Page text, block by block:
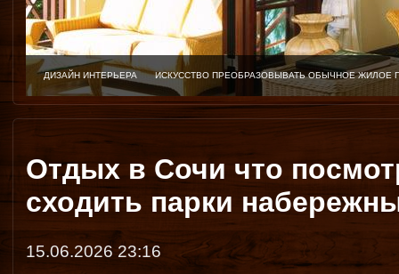
ДИЗАЙН ИНТЕРЬЕРА ИСКУССТВО ПРЕОБРАЗОВЫВАТЬ ОБЫЧНОЕ
Отдых в Сочи что
сходить парки
15.06.2026 23:16